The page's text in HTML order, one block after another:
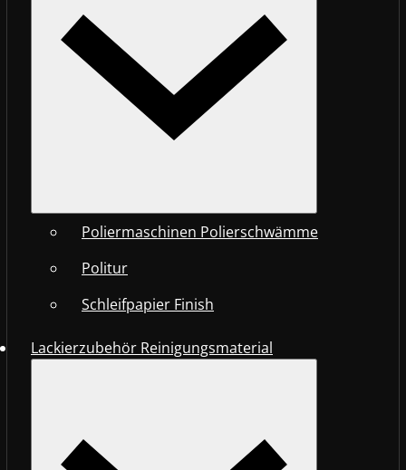
Poliermaschinen Polierschwämme
Politur
Schleifpapier Finish
Lackierzubehör Reinigungsmaterial